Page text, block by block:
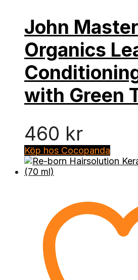
John
Organics
with Green
460 kr
Köp hos Cocopanda